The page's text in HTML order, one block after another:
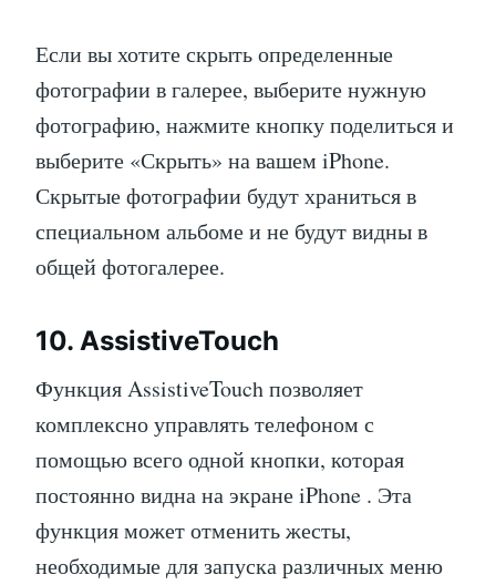
Если вы хотите скрыть определенные
фотографии в галерее, выберите нужную
фотографию, нажмите кнопку поделиться и
выберите «Скрыть» на вашем iPhone.
Скрытые фотографии будут храниться в
специальном альбоме и не будут видны в
общей фотогалерее.
10. AssistiveTouch
Функция AssistiveTouch позволяет
комплексно управлять телефоном с
помощью всего одной кнопки, которая
постоянно видна на экране iPhone . Эта
функция может отменить жесты,
необходимые для запуска различных меню